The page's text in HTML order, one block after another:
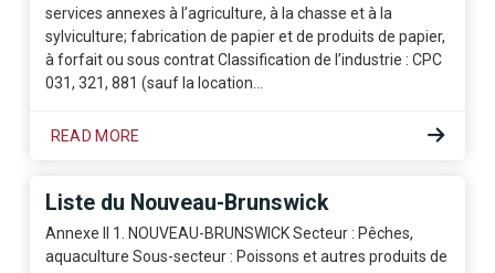
services annexes à l’agriculture, à la chasse et à la
sylviculture; fabrication de papier et de produits de papier,
à forfait ou sous contrat Classification de l’industrie : CPC
031, 321, 881 (sauf la location…
READ MORE
Liste du Nouveau-Brunswick
Annexe II 1. NOUVEAU-BRUNSWICK Secteur : Pêches,
aquaculture Sous-secteur : Poissons et autres produits de